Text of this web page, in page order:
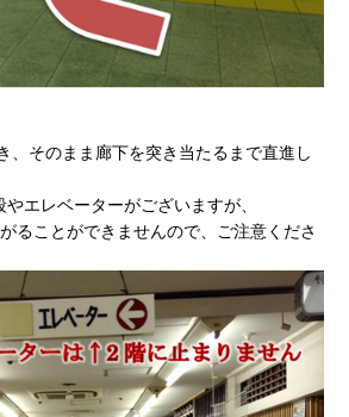
、そのまま廊下を突き当たるまで直進し
やエレベーターがございますが、
ることができませんので、ご注意くださ